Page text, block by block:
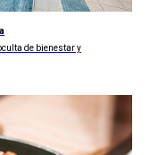
de bienestar y